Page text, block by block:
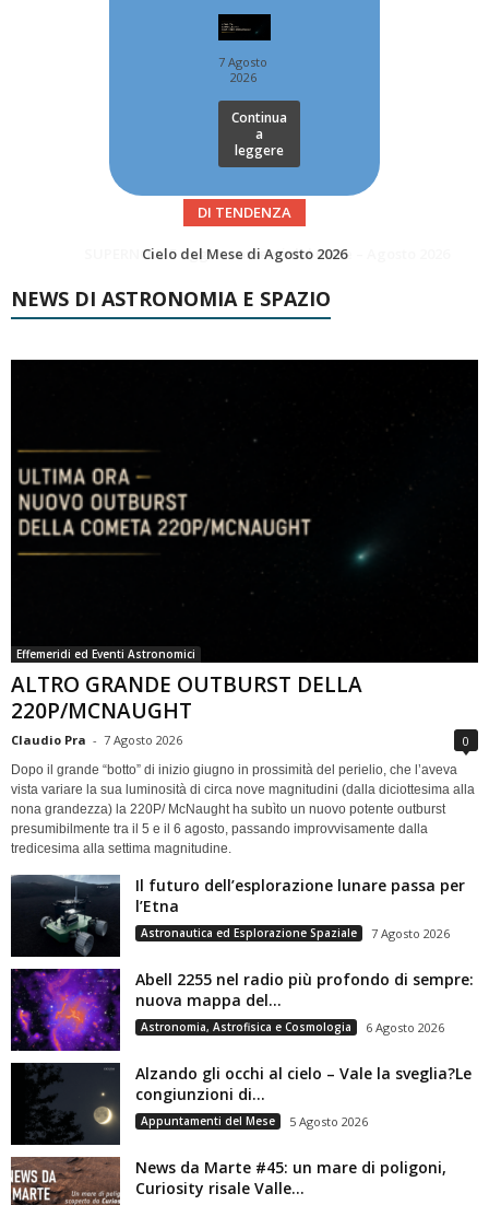
7 Agosto
2026
Continua
a
leggere
DI TENDENZA
SUPERNOVAE aggiornamenti del mese – Agosto 2026
Le Comete del mese di Agosto: LA 10P/TEMPEL AL PERIELIO
NEWS DI ASTRONOMIA E SPAZIO
Effemeridi ed Eventi Astronomici
ALTRO GRANDE OUTBURST DELLA
220P/MCNAUGHT
Claudio Pra - 7 Agosto 2026 0
Dopo il grande “botto” di inizio giugno in prossimità del perielio, che l’aveva
vista variare la sua luminosità di circa nove magnitudini (dalla diciottesima alla
nona grandezza) la 220P/ McNaught ha subìto un nuovo potente outburst
presumibilmente tra il 5 e il 6 agosto, passando improvvisamente dalla
tredicesima alla settima magnitudine.
Il futuro dell’esplorazione lunare passa per
l’Etna
Astronautica ed Esplorazione Spaziale 7 Agosto 2026
Abell 2255 nel radio più profondo di sempre:
nuova mappa del...
Astronomia, Astrofisica e Cosmologia 6 Agosto 2026
Alzando gli occhi al cielo – Vale la sveglia?Le
congiunzioni di...
Appuntamenti del Mese 5 Agosto 2026
News da Marte #45: un mare di poligoni,
Curiosity risale Valle...